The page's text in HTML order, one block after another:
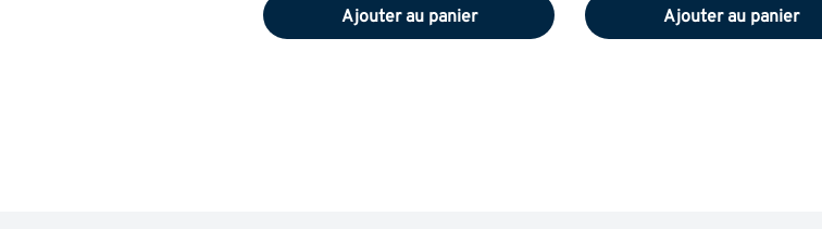
Ajouter au panier Ajouter au panier